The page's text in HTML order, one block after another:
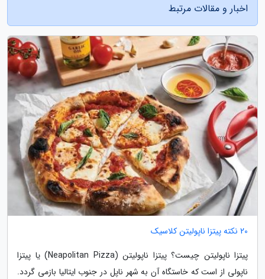
اخبار و مقالات مرتبط
20 نکته پیتزا ناپولیتن کلاسیک
پیتزا ناپولیتن چیست؟ پیتزا ناپولیتن (Neapolitan Pizza) یا پیتزا
ناپولی از است که خاستگاه آن به شهر ناپل در جنوب ایتالیا بازمی گردد.